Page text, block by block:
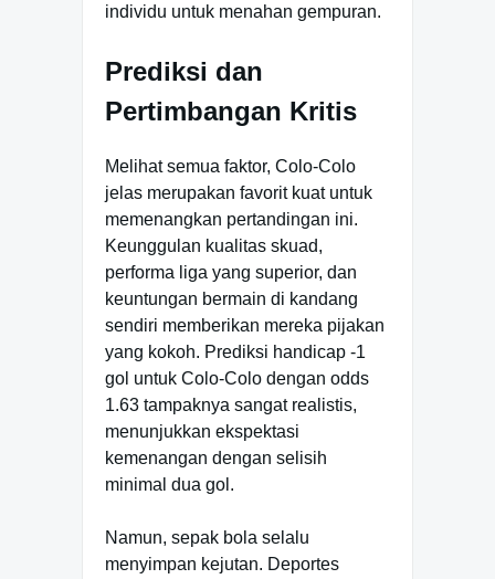
individu untuk menahan gempuran.
Prediksi dan
Pertimbangan Kritis
Melihat semua faktor, Colo-Colo
jelas merupakan favorit kuat untuk
memenangkan pertandingan ini.
Keunggulan kualitas skuad,
performa liga yang superior, dan
keuntungan bermain di kandang
sendiri memberikan mereka pijakan
yang kokoh. Prediksi handicap -1
gol untuk Colo-Colo dengan odds
1.63 tampaknya sangat realistis,
menunjukkan ekspektasi
kemenangan dengan selisih
minimal dua gol.
Namun, sepak bola selalu
menyimpan kejutan. Deportes